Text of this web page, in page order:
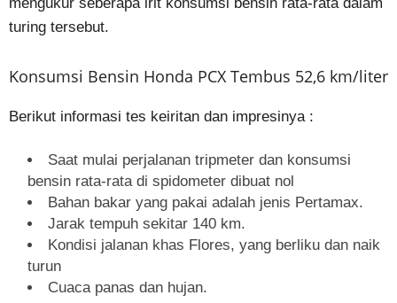
turing tersebut.
Konsumsi Bensin Honda PCX Tembus 52,6 km/liter
Berikut informasi tes keiritan dan impresinya :
Saat mulai perjalanan tripmeter dan konsumsi
bensin rata-rata di spidometer dibuat nol
Bahan bakar yang pakai adalah jenis Pertamax.
Jarak tempuh sekitar 140 km.
Kondisi jalanan khas Flores, yang berliku dan naik
turun
Cuaca panas dan hujan.